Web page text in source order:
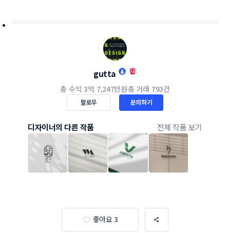
gutta
총 수익 3억 7,247만원총 거래 793건
팔로우 문의하기
디자이너의 다른 작품 전체 작품 보기
좋아요 3